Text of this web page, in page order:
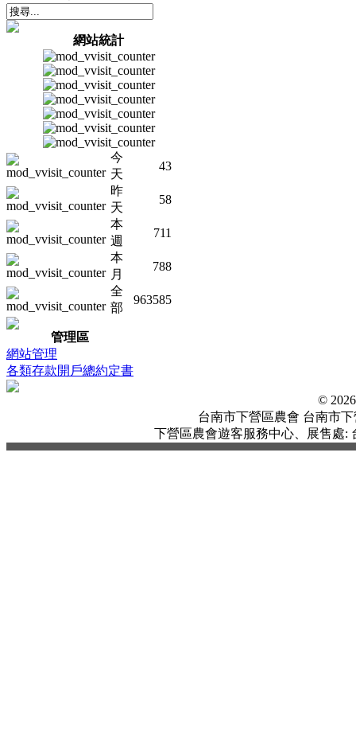
網站統計
今
天
43
昨
天
58
本
週
711
本
月
788
全
部
963585
管理區
網站管理
各類存款開戶總約定書
©
台南市下營區農會 台南市下
下營區農會遊客服務中心、展售處: